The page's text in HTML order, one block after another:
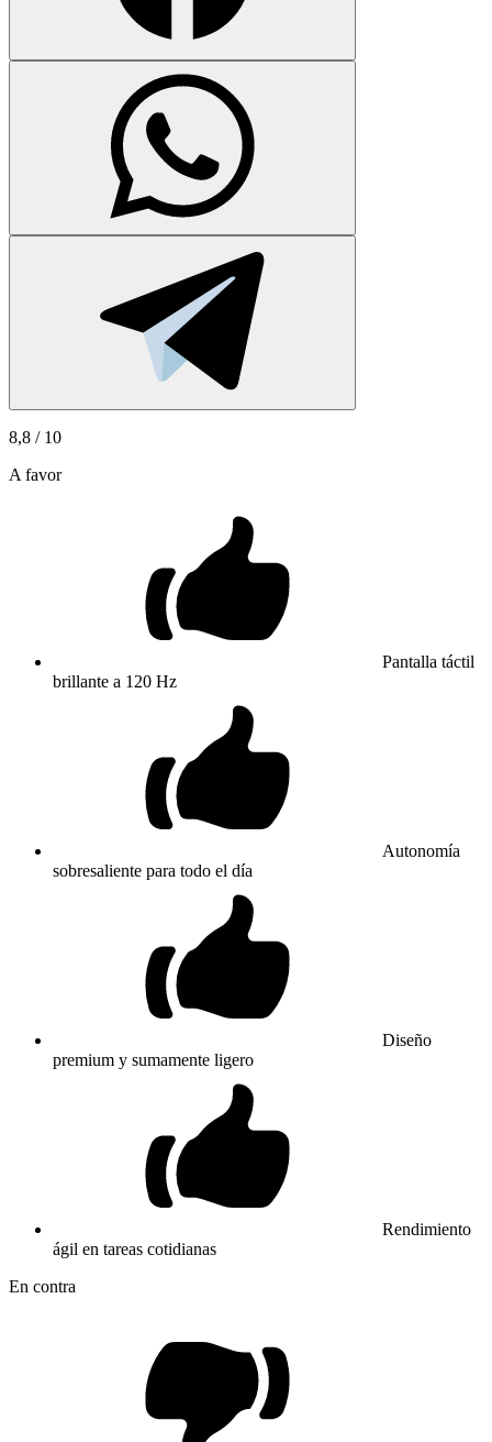
8,8 / 10
A favor
Pantalla táctil
brillante a 120 Hz
Autonomía
sobresaliente para todo el día
Diseño
premium y sumamente ligero
Rendimiento
ágil en tareas cotidianas
En contra